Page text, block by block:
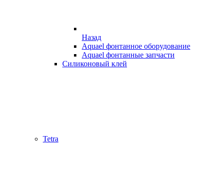
Назад
Aquael фонтанное оборудование
Aquael фонтанные запчасти
Силиконовый клей
Tetra